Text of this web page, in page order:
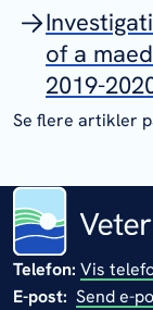
of a
2019-
Se flere artikler
Telefon: Vis
E-post: Send e-